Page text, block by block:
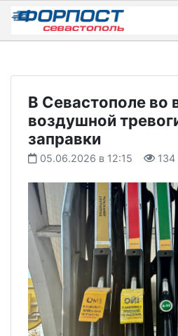
Skip
content
В Севастополе во
воздушной
заправки
05.06.2026 в 12:15 134